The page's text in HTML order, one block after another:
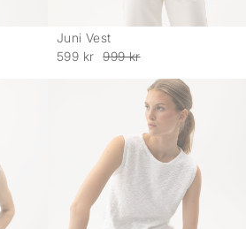
Juni Vest
599 kr
999 kr